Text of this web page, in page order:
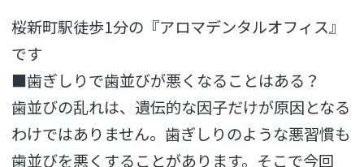
桜新町駅徒歩1分の『アロマデンタルオフィス』
です
■歯ぎしりで歯並びが悪くなることはある？
歯並びの乱れは、遺伝的な因子だけが原因となる
わけではありません。歯ぎしりのような悪習慣も
歯並びを悪くすることがあります。そこで今回